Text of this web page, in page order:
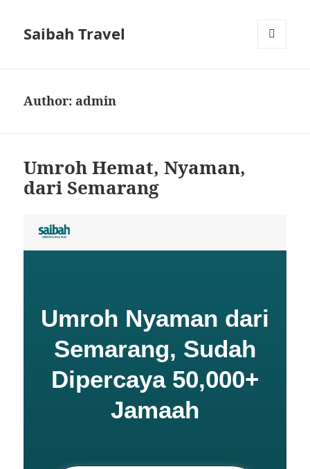
Saibah Travel
Author: admin
Umroh Hemat, Nyaman,
dari Semarang
Umroh Nyaman dari
Semarang, Sudah
Dipercaya 50,000+
Jamaah